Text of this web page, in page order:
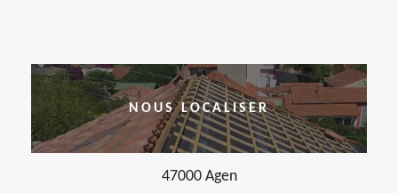
NOUS LOCALISER
47000 Agen